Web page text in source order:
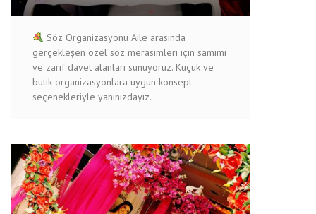
Söz Organizasyonu Aile arasında
gerçekleşen özel söz merasimleri için samimi
ve zarif davet alanları sunuyoruz. Küçük ve
butik organizasyonlara uygun konsept
seçenekleriyle yanınızdayız.